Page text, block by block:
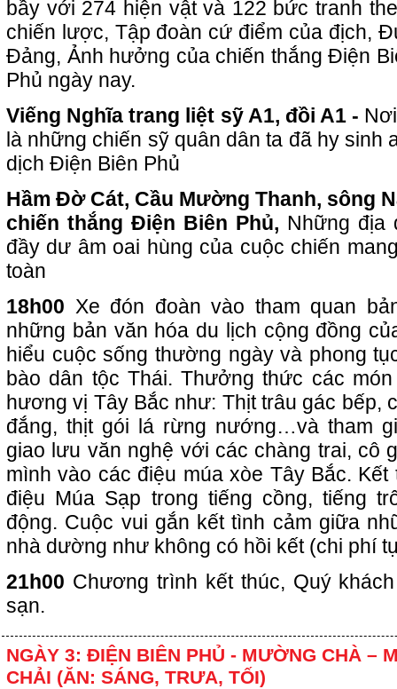
bầy với 274 hiện vật và 122 bức tranh
chiến lược, Tập đoàn cứ điểm của địch,
Đảng, Ảnh hưởng của chiến thắng Điện
Phủ ngày nay.
Viếng Nghĩa trang liệt sỹ A1, đồi A1 -
là những chiến sỹ quân dân ta đã hy sinh
dịch Điện Biên Phủ
Hầm Đờ Cát, Cầu Mường Thanh, sông
chiến thắng Điện Biên Phủ, Những địa
đầy dư âm oai hùng của cuộc chiến
toàn
18h00 Xe đón đoàn vào tham quan
những bản văn hóa du lịch cộng đồng
hiểu cuộc sống thường ngày và phong
bào dân tộc Thái. Thưởng thức các
hương vị Tây Bắc như: Thịt trâu gác bếp,
đắng, thịt gói lá rừng nướng…và tham
giao lưu văn nghệ với các chàng trai, cô
mình vào các điệu múa xòe Tây Bắc.
điệu Múa Sạp trong tiếng cồng, tiếng
động. Cuộc vui gắn kết tình cảm giữa
nhà dường như không có hồi kết (chi phí
21h00 Chương trình kết thúc, Quý
sạn.
NGÀY 3: ĐIỆN BIÊN PHỦ - MƯỜNG CHÀ –
CHẢI (ĂN: SÁNG, TRƯA, TỐI)